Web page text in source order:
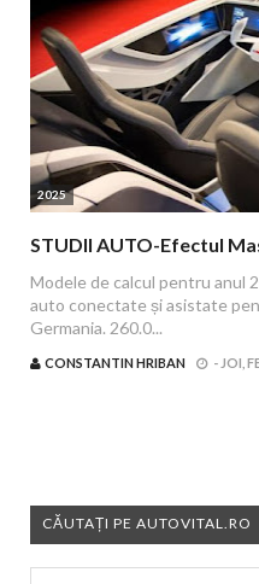
2025
STUDII AUTO-Efectul
Modele de calcul pentru anul
auto conectate și asistate
Germania. 260.0...
CONSTANTIN HRIBAN - JOI,
CĂUTAȚI PE AUTOVITAL.RO